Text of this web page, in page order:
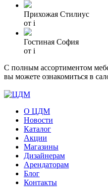
Прихожая Стилиус
от i
Гостиная София
от i
С полным ассортиментом
вы можете ознакомиться в
О ЦДМ
Новости
Каталог
Акции
Магазины
Дизайнерам
Арендаторам
Блог
Контакты